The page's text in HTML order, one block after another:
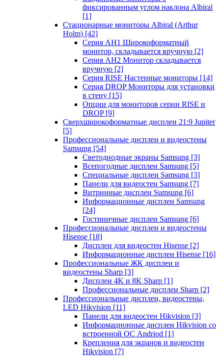
фиксированным углом наклона Albiral
[1]
Стационарные мониторы Albiral (Arthur
Holm) [42]
Серия AH1 Широкоформатный
монитор, складывается вручную [2]
Серия AH2 Монитор складывается
вручную [2]
Серия RISE Настенные мониторы [14]
Серия DROP Мониторы для установки
в стену [15]
Опции для мониторов серии RISE и
DROP [9]
Сверхширокоформатные дисплеи 21:9 Jupiter
[5]
Профессиональные дисплеи и видеостены
Samsung [54]
Светодиодные экраны Samsung [3]
Всепогодные дисплеи Samsung [5]
Специальные дисплеи Samsung [3]
Панели для видеостен Samsung [7]
Витринные дисплеи Sumsung [6]
Информационные дисплеи Samsung
[24]
Гостиничные дисплеи Samsung [6]
Профессиональные дисплеи и видеостены
Hisense [18]
Дисплеи для видеостен Hisense [2]
Информационные дисплеи Hisense [16]
Профессиональные ЖК дисплеи и
видеостены Sharp [3]
Дисплеи 4K и 8K Sharp [1]
Профессиональные дисплеи Sharp [2]
Профессиональные дисплеи, видеостены,
LED Hikvision [11]
Панели для видеостен Hikvision [3]
Информационные дисплеи Hikvision со
встроенной ОС Andriod [1]
Крепления для экранов и видеостен
Hikvision [7]